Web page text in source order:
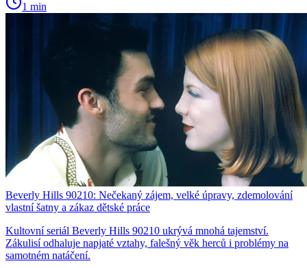
1 min
Beverly Hills 90210: Nečekaný zájem, velké úpravy, zdemolování
vlastní šatny a zákaz dětské práce
Kultovní seriál Beverly Hills 90210 ukrývá mnohá tajemství.
Zákulisí odhaluje napjaté vztahy, falešný věk herců i problémy na
samotném natáčení.